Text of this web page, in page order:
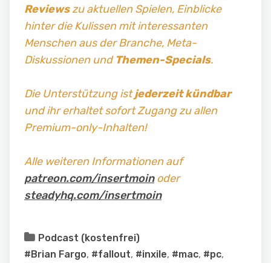
Reviewszu aktuellen Spielen, Einblicke
hinter die Kulissen mit interessanten
Menschen aus der Branche, Meta-
Diskussionen und Themen-Specials.
Die Unterstützung istjederzeit kündbar
und ihr erhaltet sofort Zugang zu allen
Premium-only-Inhalten!
Alle weiteren Informationen auf
patreon.com/insertmoinoder
steadyhq.com/insertmoin
Podcast (kostenfrei)
#Brian Fargo, #fallout, #inxile, #mac, #pc,